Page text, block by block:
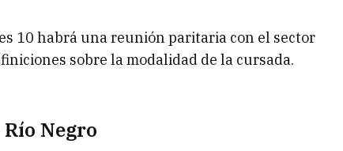
10 habrá una reunión paritaria con el sector
sobre la modalidad de la cursada.
Negro